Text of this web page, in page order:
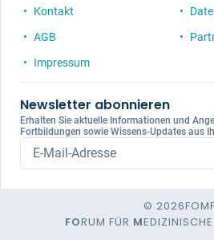
Kontakt
AGB
Impressum
Newsletter abonnieren
Erhalten Sie aktuelle Informationen und
Fortbildungen sowie Wissens-Updates aus
E-Mail-Adresse
© 2026FOMF
FORUM FÜR MEDIZINISCHE